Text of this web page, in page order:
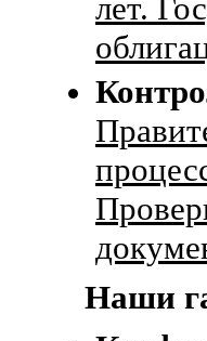
лет.
Наши